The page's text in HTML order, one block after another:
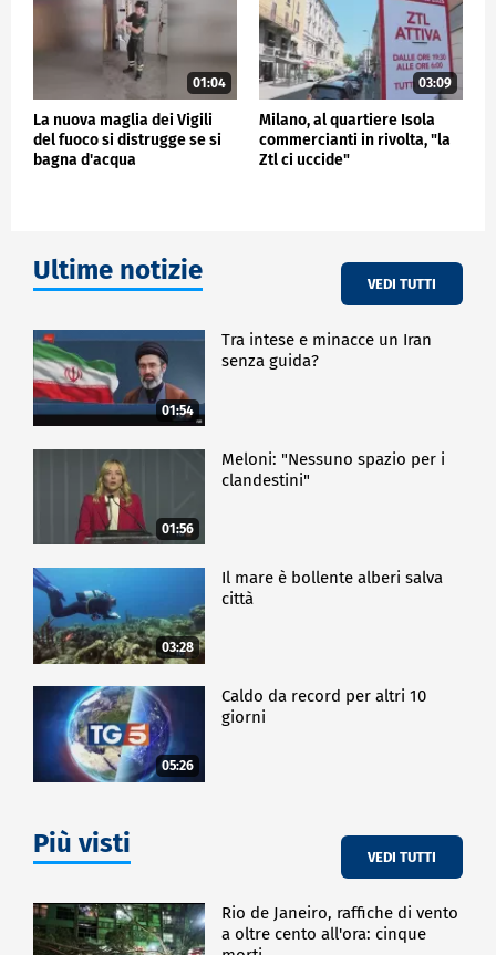
01:04
La nuova maglia dei Vigili
del fuoco si distrugge se si
bagna d'acqua
03:09
Milano, al quartiere Isola
commercianti in rivolta, "la
Ztl ci uccide"
Ultime notizie VEDI TUTTI
01:54
Tra intese e minacce un Iran
senza guida?
01:56
Meloni: "Nessuno spazio per i
clandestini"
03:28
Il mare è bollente alberi salva
città
05:26
Caldo da record per altri 10
giorni
Più visti VEDI TUTTI
Rio de Janeiro, raffiche di vento
a oltre cento all'ora: cinque